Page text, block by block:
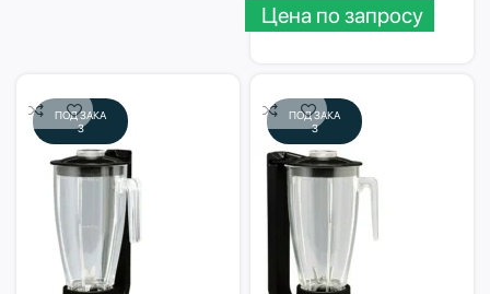
Цена по запросу
ПОД ЗАКА
З
ПОД ЗАКА
З